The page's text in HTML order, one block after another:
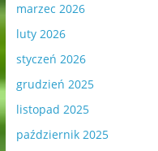
marzec 2026
luty 2026
styczeń 2026
grudzień 2025
listopad 2025
październik 2025